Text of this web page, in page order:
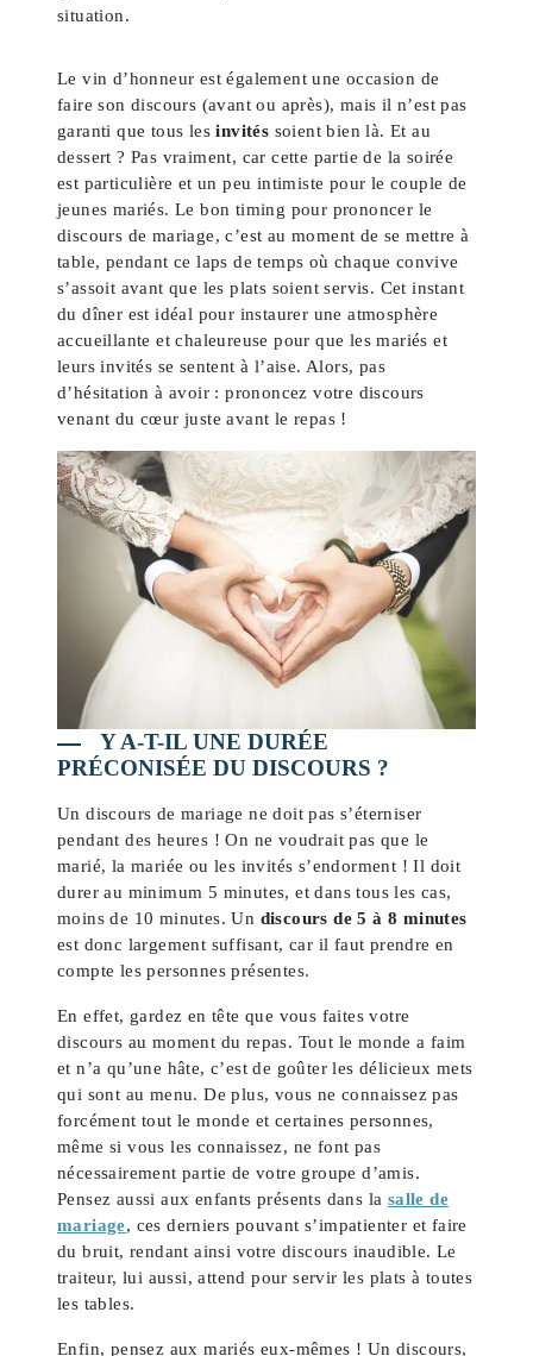
situation.
Le vin d’honneur est également une occasion de
faire son discours (avant ou après), mais il n’est pas
garanti que tous lesinvités soient bien là. Et au
dessert ? Pas vraiment, car cette partie de la soirée
est particulière et un peu intimiste pour le couple de
jeunes mariés. Le bon timing pour prononcer le
discours de mariage, c’est au moment de se mettre à
table, pendant ce laps de temps où chaque convive
s’assoit avant que les plats soient servis. Cet instant
du dîner est idéal pour instaurer une atmosphère
accueillante et chaleureuse pour que les mariés et
leurs invités se sentent à l’aise. Alors, pas
d’hésitation à avoir : prononcez votre discours
venant du cœur juste avant le repas !
Y A-T-IL UNE DURÉE
PRÉCONISÉE DU DISCOURS ?
Un discours de mariage ne doit pas s’éterniser
pendant des heures ! On ne voudrait pas que le
marié, la mariée ou les invités s’endorment ! Il doit
durer au minimum 5 minutes, et dans tous les cas,
moins de 10 minutes. Un discours de 5 à 8 minutes
est donc largement suffisant, car il faut prendre en
compte les personnes présentes.
En effet, gardez en tête que vous faites votre
discours au moment du repas. Tout le monde a faim
et n’a qu’une hâte, c’est de goûter les délicieux mets
qui sont au menu. De plus, vous ne connaissez pas
forcément tout le monde et certaines personnes,
même si vous les connaissez, ne font pas
nécessairement partie de votre groupe d’amis.
Pensez aussi aux enfants présents dans la salle de
mariage, ces derniers pouvant s’impatienter et faire
du bruit, rendant ainsi votre discours inaudible. Le
traiteur, lui aussi, attend pour servir les plats à toutes
les tables.
Enfin, pensez aux mariés eux-mêmes ! Un discours,